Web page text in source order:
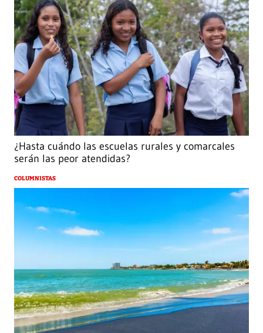
¿Hasta cuándo las escuelas rurales y comarcales
serán las peor atendidas?
COLUMNISTAS